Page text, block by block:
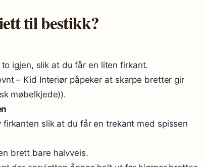
til bestikk?
igjen, slik at du får en liten firkant.
– Kid Interiør påpeker at skarpe bretter gir
møbelkjede)).
slik at du får en trekant med spissen
brett bare halvveis.